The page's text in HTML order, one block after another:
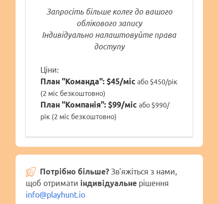
Запросіть більше колег до вашого
облікового запису
Індивідуально налаштовуйте права
доступу
Ціни:
План "Команда": $45/міс або $450/рік
(2 міс безкоштовно)
План "Компанія": $99/міс або $990/
рік (2 міс безкоштовно)
Потрібно більше? Зв'яжіться з нами,
щоб отримати індивідуальнерішення
info@playhunt.io